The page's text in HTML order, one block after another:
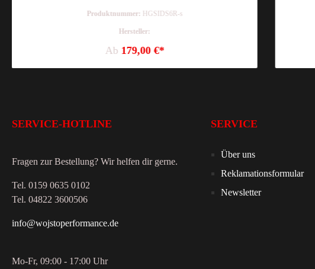
Produktnummer: HGSIDS6R-s
Hersteller:
Ab 179,00 €*
SERVICE-HOTLINE
Fragen zur Bestellung? Wir helfen dir gerne.
Tel. 0159 0635 0102
Tel. 04822 3600506
info@wojstoperformance.de
Mo-Fr, 09:00 - 17:00 Uhr
SERVICE
Über uns
Reklamationsformular
Newsletter